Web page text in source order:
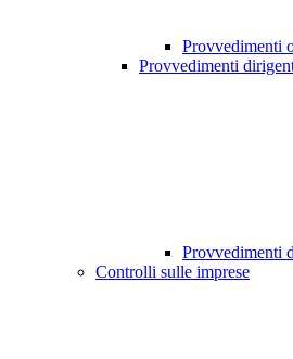
Provvedimenti
Provvedimenti
Provvedimenti
Controlli sulle imprese